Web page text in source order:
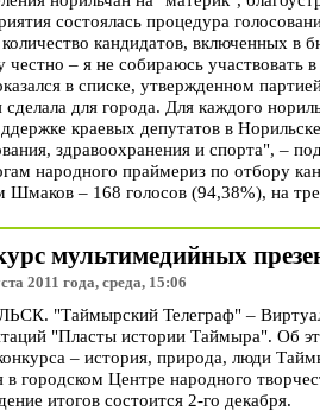
состоялась процедура
кандидатов, включенных в
честно – я не собираюсь участвовать
в списке, утвержденном
сделала для города. Для каждого
краевых депутатов в
здравоохранения и спорта", –
народного праймериз по отбору
Шмаков – 168 голосов (94,38%), на
мультимедийных
2011 года, среда, 15:06
"Таймырский Телеграф" –
"Пласты истории Таймыра". Об
– история, природа, люди
в городском Центре народного
итогов состоится 2-го декабря.